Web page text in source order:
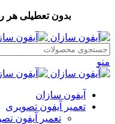
بدون تعطیلی هر روز
منو
آیفون سازان
تعمیر آیفون تصویری
تعمیر آیفون